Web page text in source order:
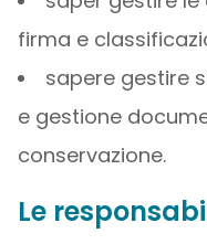
firma e
sapere gestire
e gestione
conservazione.
Le